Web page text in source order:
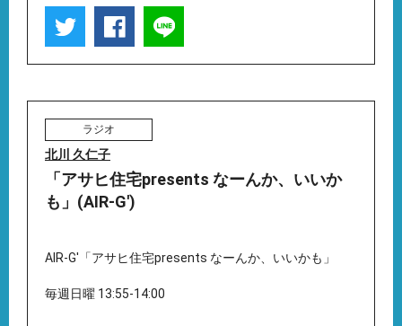
ラジオ
北川 久仁子
「アサヒ住宅presents なーんか、いいか
も」(AIR-G')
AIR-G'「アサヒ住宅presents なーんか、いいかも」
毎週日曜 13:55-14:00